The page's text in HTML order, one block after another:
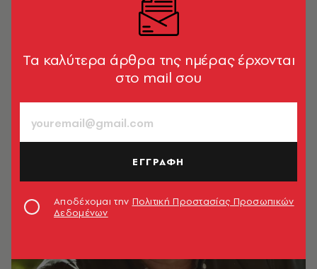
Νέα στήλη για το κρασί: Σημαντικοί Έλληνες
οινοπαραγωγοί επιλέγουν το top κρασί τους
Γιάννης Δημόπουλος
604
Tα καλύτερα άρθρα της ημέρας έρχονται
στο mail σου
ΕΓΓΡΑΦΗ
Αποδέχομαι την Πολιτική Προστασίας Προσωπικών
Δεδομένων